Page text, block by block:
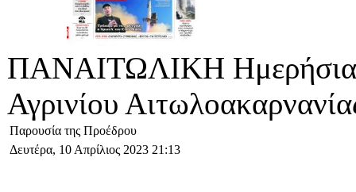
ΠΑΝΑΙΤΩΛΙΚΗ Ημερήσια
Αγρινίου
Παρουσία της Προέδρου
Δευτέρα, 10 Απρίλιος 2023 21:13